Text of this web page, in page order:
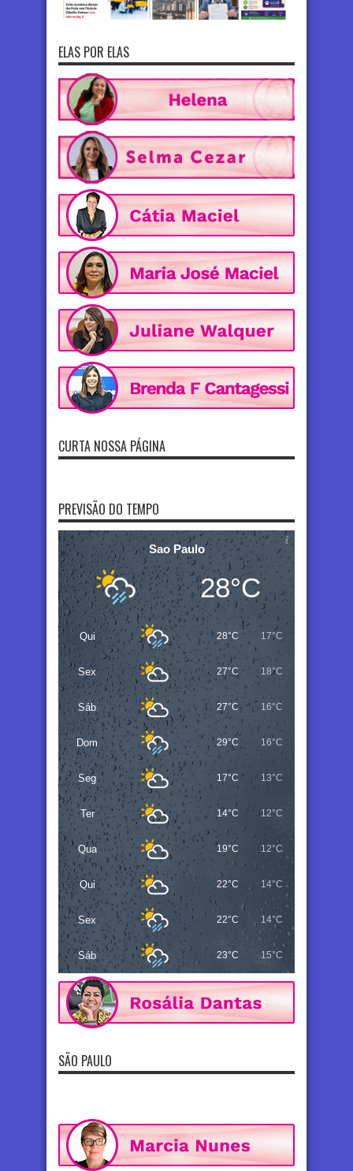
ELAS POR ELAS
CURTA NOSSA PÁGINA
PREVISÃO DO TEMPO
Sao Paulo
28°C
Qui 28°C 17°C
Sex 27°C 18°C
Sáb 27°C 16°C
Dom 29°C 16°C
Seg 17°C 13°C
Ter 14°C 12°C
Qua 19°C 12°C
Qui 22°C 14°C
Sex 22°C 14°C
Sáb 23°C 15°C
SÃO PAULO